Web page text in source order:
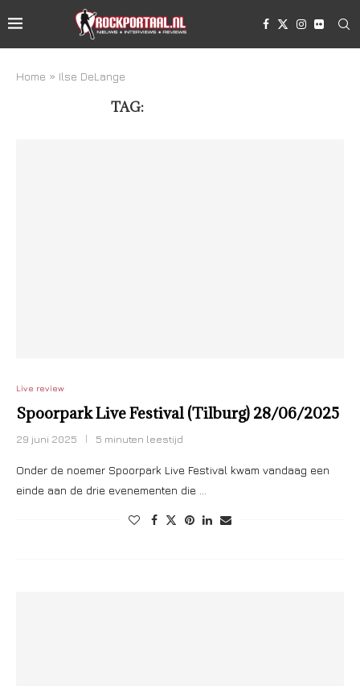
Home » Ilse DeLange
TAG:
Live review
Spoorpark Live Festival (Tilburg) 28/06/2025
29 juni 2025 5 minuten leestijd
Onder de noemer Spoorpark Live Festival kwam vandaag een
einde aan de drie evenementen die …